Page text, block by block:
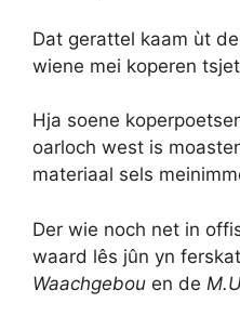
Dat gerattel kaam ùt
wiene mei koperen
Hja soene
oarloch west is
materiaal sels
Der wie noch net in
waard lês jûn yn
Waachgebou en de